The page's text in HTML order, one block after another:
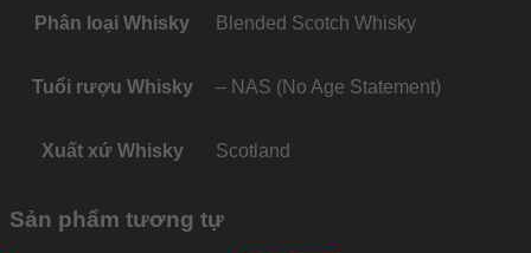
Phân loại Whisky Blended Scotch Whisky
Tuổi rượu Whisky – NAS (No Age Statement)
Xuất xứ Whisky Scotland
Sản phẩm tương tự